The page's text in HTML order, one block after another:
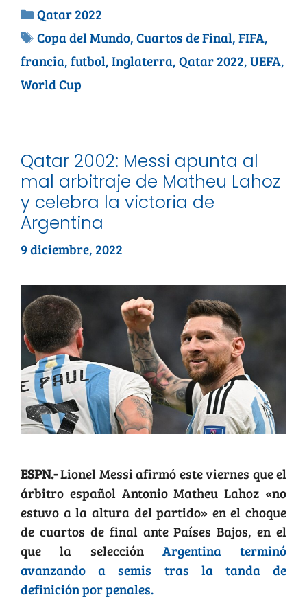
Qatar 2022
Copa del Mundo,Cuartos de Final,FIFA,
francia, futbol, Inglaterra, Qatar 2022, UEFA,
World Cup
Qatar 2002: Messi apunta al
mal arbitraje de Matheu Lahoz
y celebra la victoria de
Argentina
9 diciembre, 2022
ESPN.-Lionel Messi afirmó este viernes que el
árbitro español Antonio Matheu Lahoz «no
estuvo a la altura del partido» en el choque
de cuartos de final ante Países Bajos, en el
que la selecciónArgentina terminó
avanzando a semis tras la tanda de
definición por penales.